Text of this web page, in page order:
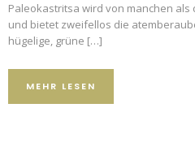
501 Bewertungen
5
Paleokastritsa wird von manchen
und bietet zweifellos die
hügelige, grüne […]
MEHR LESEN